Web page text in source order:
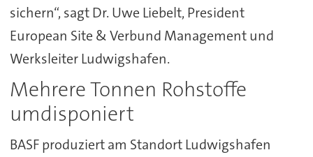
sichern“, sagt Dr. Uwe Liebelt, President
European Site & Verbund Management und
Werksleiter Ludwigshafen.
Mehrere Tonnen Rohstoffe
umdisponiert
BASF produziert am Standort Ludwigshafen